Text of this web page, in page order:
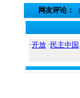
网友评论：
·开放 · 民主中国